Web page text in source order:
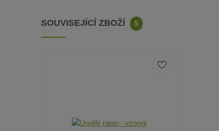
SOUVISEJÍCÍ ZBOŽÍ 5